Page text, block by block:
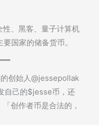
、黑客、量子计算机
国家的储备货币。
创始人@jessepollak
自己的$jesse币，还
创作者币是合法的，